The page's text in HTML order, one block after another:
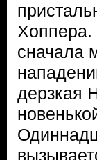
Хоппера.
сначала
дерзкая